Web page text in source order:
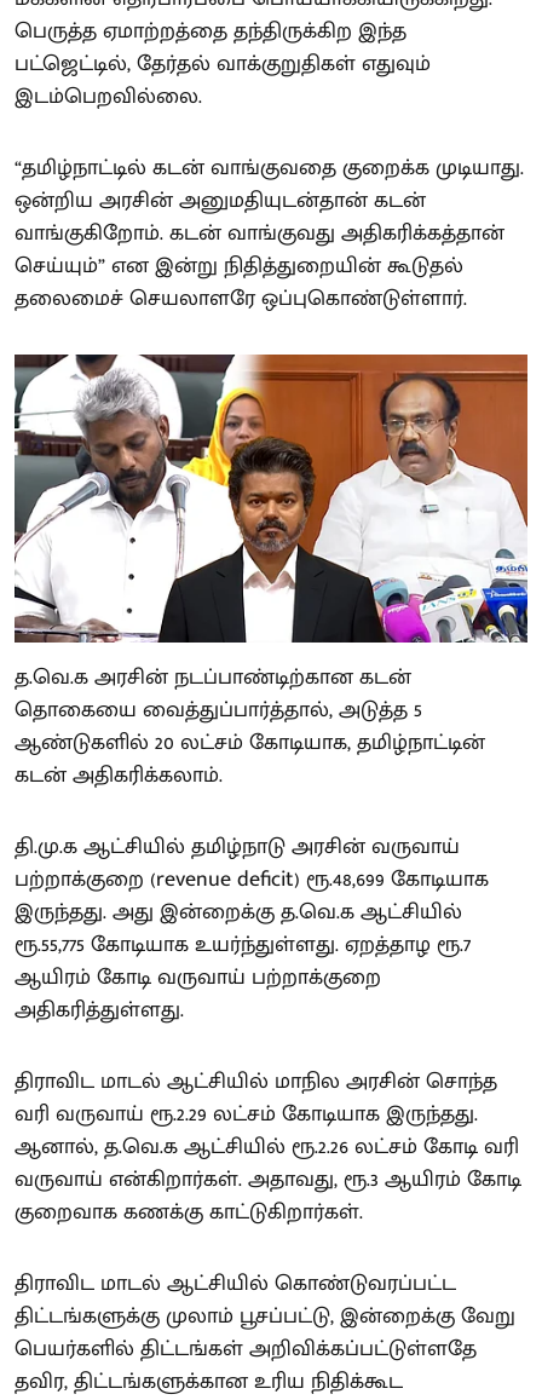
பெருத்த ஏமாற்றத்தை தந்திருக்கிற இந்த
பட்ஜெட்டில், தேர்தல் வாக்குறுதிகள் எதுவும்
இடம்பெறவில்லை.
“தமிழ்நாட்டில் கடன் வாங்குவதை குறைக்க முடியாது.
ஒன்றிய அரசின் அனுமதியுடன்தான் கடன்
வாங்குகிறோம். கடன் வாங்குவது அதிகரிக்கத்தான்
செய்யும்” என இன்று நிதித்துறையின் கூடுதல்
தலைமைச் செயலாளரே ஒப்புகொண்டுள்ளார்.
த.வெ.க அரசின் நடப்பாண்டிற்கான கடன்
தொகையை வைத்துப்பார்த்தால், அடுத்த 5
ஆண்டுகளில் 20 லட்சம் கோடியாக, தமிழ்நாட்டின்
கடன் அதிகரிக்கலாம்.
தி.மு.க ஆட்சியில் தமிழ்நாடு அரசின் வருவாய்
பற்றாக்குறை (revenue deficit) ரூ.48,699 கோடியாக
இருந்தது. அது இன்றைக்கு த.வெ.க ஆட்சியில்
ரூ.55,775 கோடியாக உயர்ந்துள்ளது. ஏறத்தாழ ரூ.7
ஆயிரம் கோடி வருவாய் பற்றாக்குறை
அதிகரித்துள்ளது.
திராவிட மாடல் ஆட்சியில் மாநில அரசின் சொந்த
வரி வருவாய் ரூ.2.29 லட்சம் கோடியாக இருந்தது.
ஆனால், த.வெ.க ஆட்சியில் ரூ.2.26 லட்சம் கோடி வரி
வருவாய் என்கிறார்கள். அதாவது, ரூ.3 ஆயிரம் கோடி
குறைவாக கணக்கு காட்டுகிறார்கள்.
திராவிட மாடல் ஆட்சியில் கொண்டுவரப்பட்ட
திட்டங்களுக்கு முலாம் பூசப்பட்டு, இன்றைக்கு வேறு
பெயர்களில் திட்டங்கள் அறிவிக்கப்பட்டுள்ளதே
தவிர, திட்டங்களுக்கான உரிய நிதிக்கூட